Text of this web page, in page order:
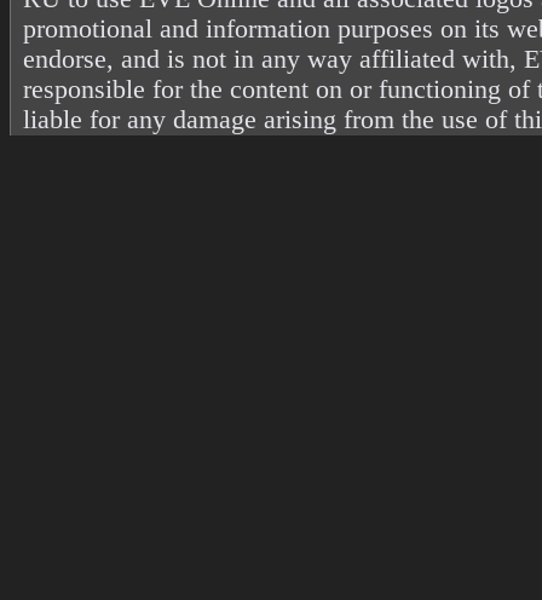
promotional and information purposes on its
endorse, and is not in any way affiliated with,
responsible for the content on or functioning of
liable for any damage arising from the use of